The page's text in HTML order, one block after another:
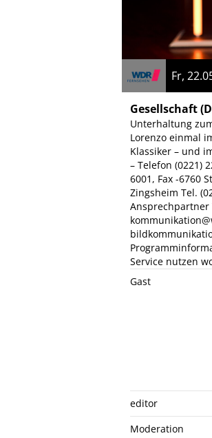
Fr,
Gesellschaft
Unterhaltung
Lorenzo einmal
Klassiker – und
– Telefon (0221)
6001, Fax -6760
Zingsheim Tel.
Ansprechpartner
Service nutzen
Gast
editor
Moderation